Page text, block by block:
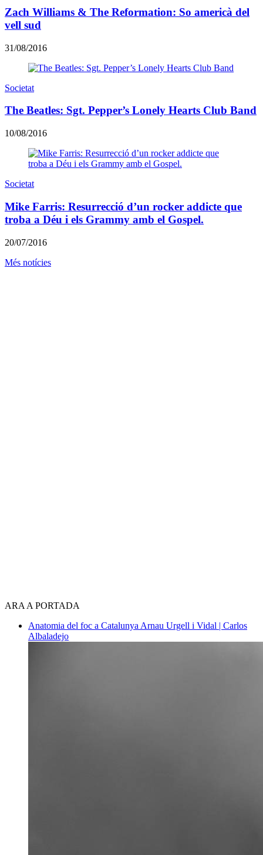
Zach Williams & The Reformation: So americà del
vell sud
31/08/2016
Societat
The Beatles: Sgt. Pepper’s Lonely Hearts Club Band
10/08/2016
Societat
Mike Farris: Resurrecció d’un rocker addicte que
troba a Déu i els Grammy amb el Gospel.
20/07/2016
Més notícies
ARA A PORTADA
Anatomia del foc a Catalunya Arnau Urgell i Vidal | Carlos
Albaladejo